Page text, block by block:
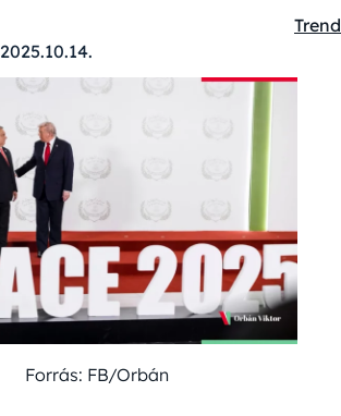
2025.10.14.
Trend
Forrás: FB/Orbán